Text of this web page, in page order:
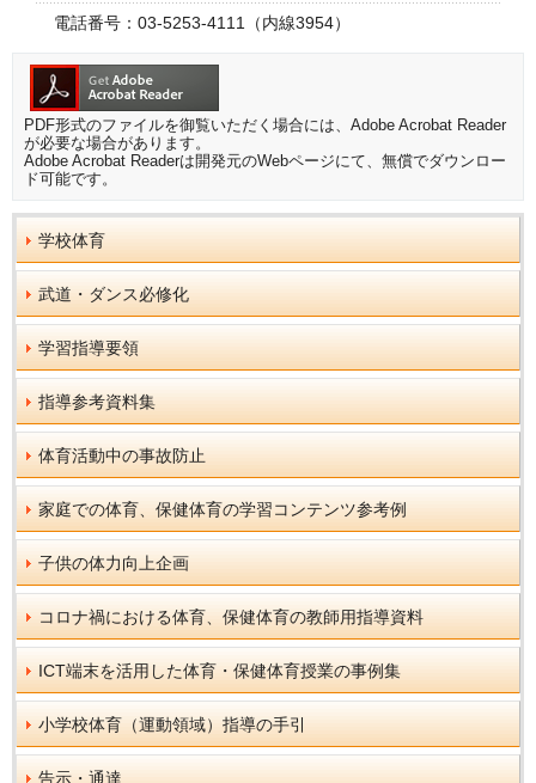
電話番号：03-5253-4111（内線3954）
PDF形式のファイルを御覧いただく場合には、Adobe Acrobat Reader
が必要な場合があります。
Adobe Acrobat Readerは開発元のWebページにて、無償でダウンロー
ド可能です。
学校体育
武道・ダンス必修化
学習指導要領
指導参考資料集
体育活動中の事故防止
家庭での体育、保健体育の学習コンテンツ参考例
子供の体力向上企画
コロナ禍における体育、保健体育の教師用指導資料
ICT端末を活用した体育・保健体育授業の事例集
小学校体育（運動領域）指導の手引
告示・通達